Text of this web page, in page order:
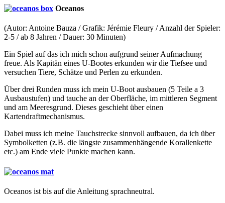
Oceanos
(Autor: Antoine Bauza / Grafik: Jérémie Fleury / Anzahl der Spieler:
2-5 / ab 8 Jahren / Dauer: 30 Minuten)
Ein Spiel auf das ich mich schon aufgrund seiner Aufmachung
freue. Als Kapitän eines U-Bootes erkunden wir die Tiefsee und
versuchen Tiere, Schätze und Perlen zu erkunden.
Über drei Runden muss ich mein U-Boot ausbauen (5 Teile a 3
Ausbaustufen) und tauche an der Oberfläche, im mittleren Segment
und am Meeresgrund. Dieses geschieht über einen
Kartendraftmechanismus.
Dabei muss ich meine Tauchstrecke sinnvoll aufbauen, da ich über
Symbolketten (z.B. die längste zusammenhängende Korallenkette
etc.) am Ende viele Punkte machen kann.
Oceanos ist bis auf die Anleitung sprachneutral.